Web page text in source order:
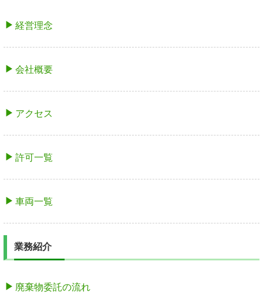
経営理念
会社概要
アクセス
許可一覧
車両一覧
業務紹介
廃棄物委託の流れ